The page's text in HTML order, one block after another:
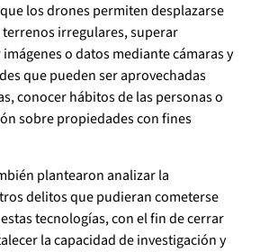
los drones permiten desplazarse
irregulares, superar
o datos mediante cámaras y
que pueden ser aprovechadas
conocer hábitos de las personas o
sobre propiedades con fines
plantearon analizar la
delitos que pudieran cometerse
tecnologías, con el fin de cerrar
la capacidad de investigación y